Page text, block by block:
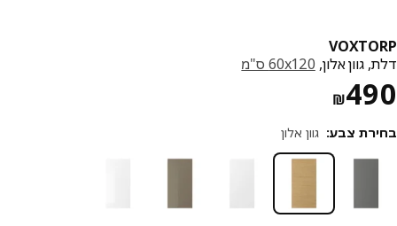
גוון אלון,‎60x120 ס"מ‏
₪מחיר ₪ 490
צבע: גוון אלון